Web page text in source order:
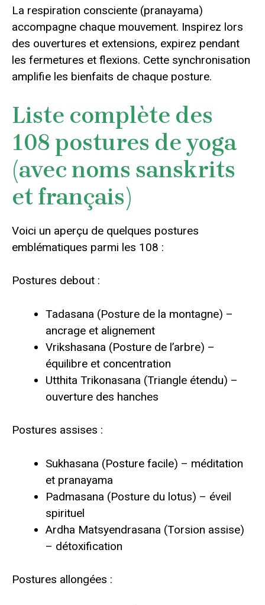
La respiration consciente (pranayama)
accompagne chaque mouvement. Inspirez lors
des ouvertures et extensions, expirez pendant
les fermetures et flexions. Cette synchronisation
amplifie les bienfaits de chaque posture.
Liste complète des
108 postures de yoga
(avec noms sanskrits
et français)
Voici un aperçu de quelques postures
emblématiques parmi les 108 :
Postures debout :
Tadasana (Posture de la montagne) –
ancrage et alignement
Vrikshasana (Posture de l’arbre) –
équilibre et concentration
Utthita Trikonasana (Triangle étendu) –
ouverture des hanches
Postures assises :
Sukhasana (Posture facile) – méditation
et pranayama
Padmasana (Posture du lotus) – éveil
spirituel
Ardha Matsyendrasana (Torsion assise)
– détoxification
Postures allongées :